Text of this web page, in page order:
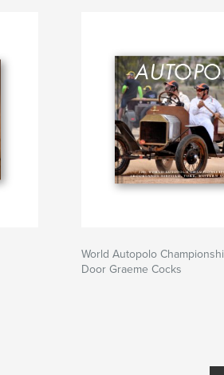
World Autopolo
Door Graeme Cocks